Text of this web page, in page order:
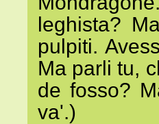
leghista?
pulpiti.
Ma parli tu,
de fosso?
va'.)